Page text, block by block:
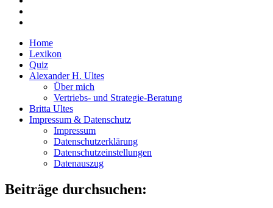
Home
Lexikon
Quiz
Alexander H. Ultes
Über mich
Vertriebs- und Strategie-Beratung
Britta Ultes
Impressum & Datenschutz
Impressum
Datenschutzerklärung
Datenschutzeinstellungen
Datenauszug
Beiträge durchsuchen: